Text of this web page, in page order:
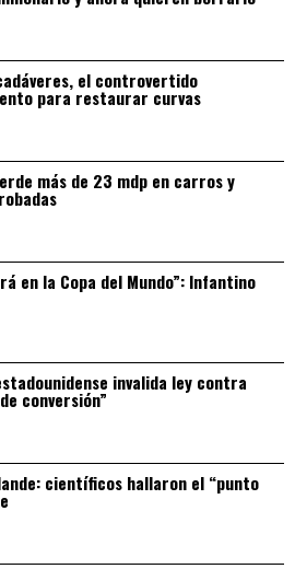
el controvertido
para restaurar curvas
más de 23 mdp en carros y
en la Copa del Mundo”: Infantino
invalida ley contra
conversión”
científicos hallaron el “punto